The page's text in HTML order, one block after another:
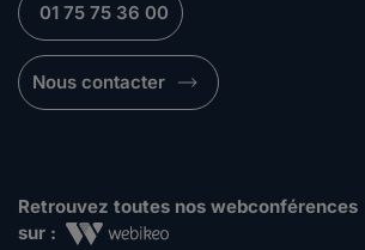
01 75 75 36 00
Nous contacter
Retrouvez toutes nos webconférences
sur :